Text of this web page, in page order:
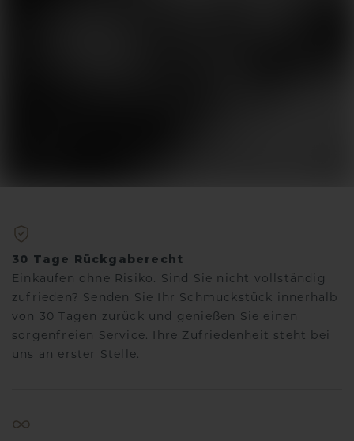
30 Tage Rückgaberecht
Einkaufen ohne Risiko. Sind Sie nicht vollständig
zufrieden? Senden Sie Ihr Schmuckstück innerhalb
von 30 Tagen zurück und genießen Sie einen
sorgenfreien Service. Ihre Zufriedenheit steht bei
uns an erster Stelle.